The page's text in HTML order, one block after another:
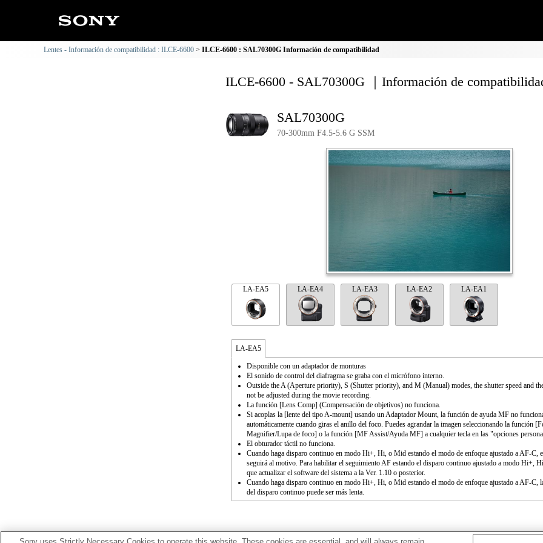
Lentes - Información de compatibilidad : ILCE-6600 ILCE-6600 : SAL70300G Información de compatibilidad
ILCE-6600 - SAL70300G ｜Información de
SAL70300G
70-300mm F4.5-5.6 G SSM
LA-EA5 LA-EA4 LA-EA3 LA-EA2 LA-EA1
LA-EA5
Disponible con un adaptador de monturas
El sonido de control del diafragma se graba con el micrófono interno.
Outside the A (Aperture priority), S (Shutter priority), and M (Manual) modes, the shutter speed and
not be adjusted during the movie recording.
La función [Lens Comp] (Compensación de objetivos) no funciona.
Si acoplas la [lente del tipo A-mount] usando un Adaptador Mount, la función de ayuda MF no
automáticamente cuando giras el anillo del foco. Puedes agrandar la imagen seleccionando la función
Magnifier/Lupa de foco] o la función [MF Assist/Ayuda MF] a cualquier tecla en las "opciones
El obturador táctil no funciona.
Cuando haga disparo continuo en modo Hi+, Hi, o Mid estando el modo de enfoque ajustado a AF-C,
seguirá al motivo. Para habilitar el seguimiento AF estando el disparo continuo ajustado a modo Hi+,
que actualizar el software del sistema a la Ver. 1.10 o posterior.
Cuando haga disparo continuo en modo Hi+, Hi, o Mid estando el modo de enfoque ajustado a AF-C,
del disparo continuo puede ser más lenta.